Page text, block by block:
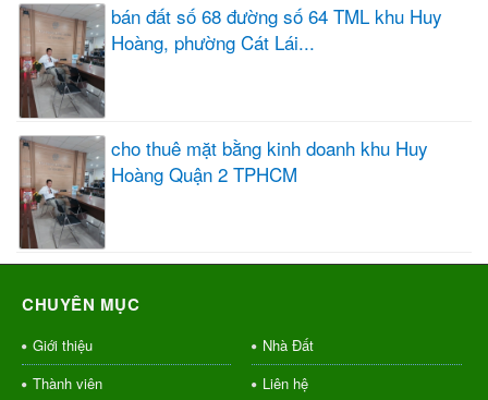
bán đất số 68 đường số 64 TML khu Huy
Hoàng, phường Cát Lái...
cho thuê mặt bằng kinh doanh khu Huy
Hoàng Quận 2 TPHCM
CHUYÊN MỤC
Giới thiệu
Nhà Đất
Thành viên
Liên hệ